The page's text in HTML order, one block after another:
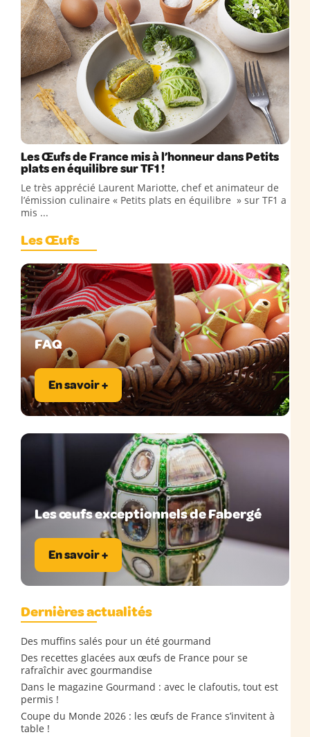
Les Œufs de France mis à l’honneur dans Petits
plats en équilibre sur TF1 !
Le très apprécié Laurent Mariotte, chef et animateur de
l’émission culinaire « Petits plats en équilibre » sur TF1 a
mis ...
Les Œufs
FAQ
En savoir +
Les œufs exceptionnels de Fabergé
En savoir +
Dernières actualités
Des muffins salés pour un été gourmand
Des recettes glacées aux œufs de France pour se
rafraîchir avec gourmandise
Dans le magazine Gourmand : avec le clafoutis, tout est
permis !
Coupe du Monde 2026 : les œufs de France s’invitent à
table !